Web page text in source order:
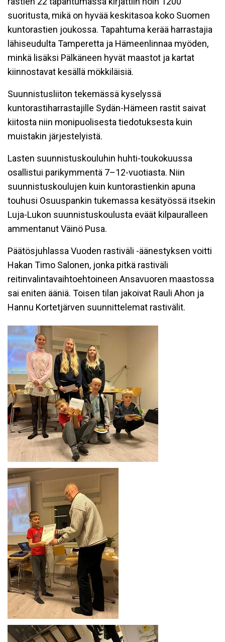
suoritusta, mikä on hyvää keskitasoa koko Suomen
kuntorastien joukossa. Tapahtuma kerää harrastajia
lähiseudulta Tamperetta ja Hämeenlinnaa myöden,
minkä lisäksi Pälkäneen hyvät maastot ja kartat
kiinnostavat kesällä mökkiläisiä.
Suunnistusliiton tekemässä kyselyssä
kuntorastiharrastajille Sydän-Hämeen rastit saivat
kiitosta niin monipuolisesta tiedotuksesta kuin
muistakin järjestelyistä.
Lasten suunnistuskouluhin huhti-toukokuussa
osallistui parikymmentä 7–12-vuotiasta. Niin
suunnistuskoulujen kuin kuntorastienkin apuna
touhusi Osuuspankin tukemassa kesätyössä itsekin
Luja-Lukon suunnistuskoulusta eväät kilpauralleen
ammentanut Väinö Pusa.
Päätösjuhlassa Vuoden rastiväli -äänestyksen voitti
Hakan Timo Salonen, jonka pitkä rastiväli
reitinvalintavaihtoehtoineen Ansavuoren maastossa
sai eniten ääniä. Toisen tilan jakoivat Rauli Ahon ja
Hannu Kortetjärven suunnittelemat rastivälit.